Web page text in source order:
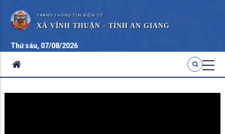
TRANG THÔNG TIN ĐIỆN TỬ
XÃ VĨNH THUẬN - TỈNH AN GIANG
Thứ sáu, 07/08/2026